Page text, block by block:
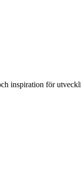
inspiration för